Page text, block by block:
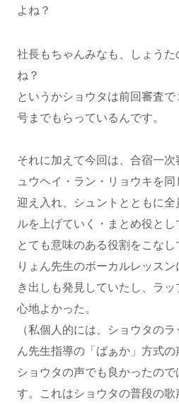
よね？
社長もちゃんみなも、しょう
ね？
というかショウタは前回審査
号までもらっているんです。
それに加えて今回は、合宿一次
ュウヘイ・ラン・リョウキを
迎え入れ、シュントとともに
ルを上げていく・まとめ役と
とても意味のある役割をこな
りょん先生のボーカルレッスン
き出しも発見していたし、ラ
心地よかった。
（私個人的には、ショウタの
ん先生指導の「ばぁか」方式
ショウタの声でも良かったので
す。これはショウタの普段の歌